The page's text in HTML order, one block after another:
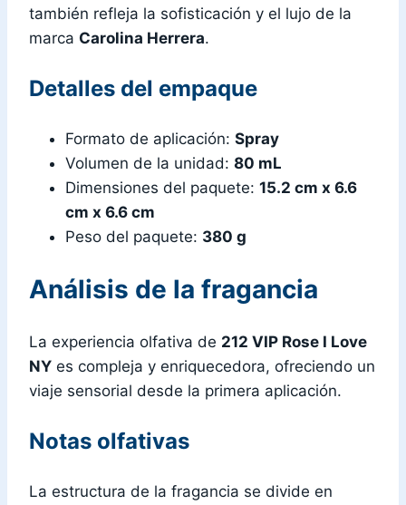
también refleja la sofisticación y el lujo de la
marca Carolina Herrera.
Detalles del empaque
Formato de aplicación: Spray
Volumen de la unidad: 80 mL
Dimensiones del paquete: 15.2 cm x 6.6
cm x 6.6 cm
Peso del paquete: 380 g
Análisis de la fragancia
La experiencia olfativa de 212 VIP Rose I Love
NY es compleja y enriquecedora, ofreciendo un
viaje sensorial desde la primera aplicación.
Notas olfativas
La estructura de la fragancia se divide en